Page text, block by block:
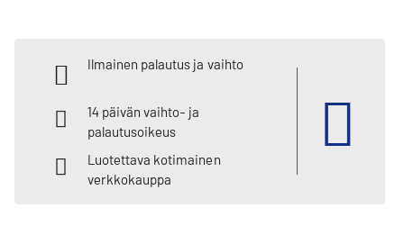
Ilmainen palautus ja vaihto
14 päivän vaihto- ja
palautusoikeus
Luotettava kotimainen
verkkokauppa